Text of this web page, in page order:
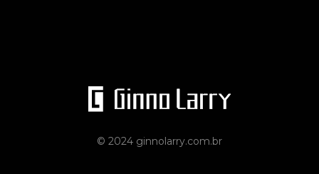
© 2024 ginnolarry.com.br